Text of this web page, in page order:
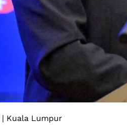
| Kuala Lumpur